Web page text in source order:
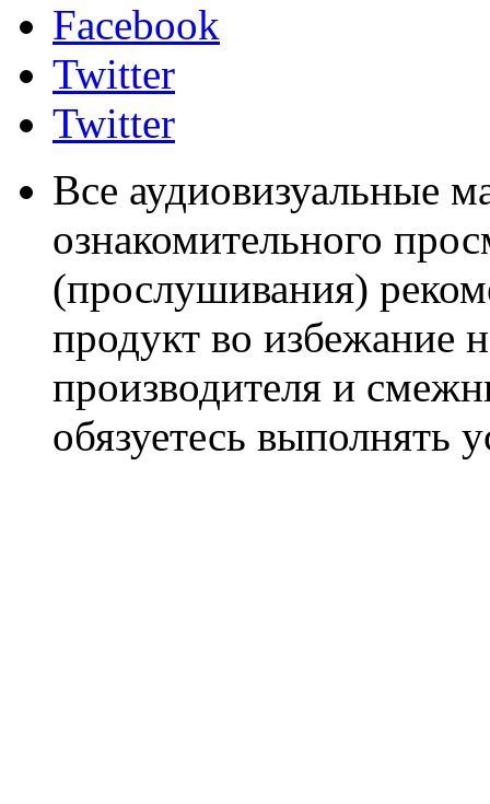
Facebook
Twitter
Twitter
Все аудиовизуальные
ознакомительного
(прослушивания)
продукт во избежание
производителя и
обязуетесь выполнять